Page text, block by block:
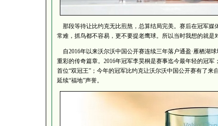
那段等待让比约克无比煎熬，总算结局完美。赛后在冠军媒
常难，抓鸟都不容易，更不要提老鹰球。所以当时我想的就是
自2016年以来沃尔沃中国公开赛连续三年落户通盈·雁栖湖
重彩的传奇篇章。2016年冠军李昊桐是赛事迄今最年轻的冠军
首位“双冠王”；今年的冠军比约克让沃尔沃中国公开赛有了来
延续“福地”声誉。